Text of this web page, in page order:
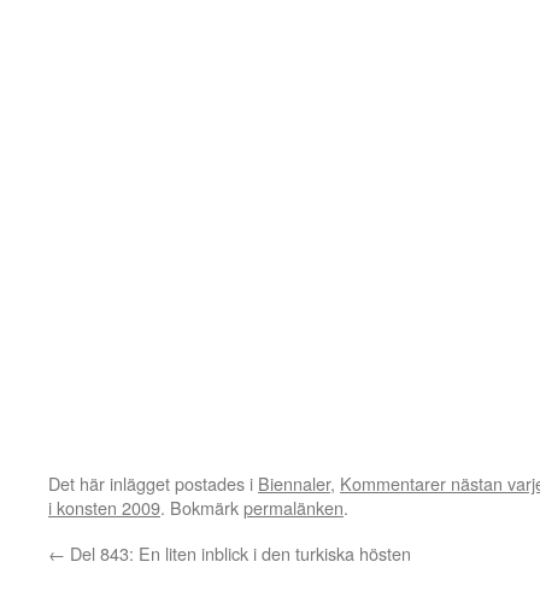
Det här inlägget postades i Biennaler, Kommentarer nästan
i konsten 2009. Bokmärkpermalänken.
← Del 843: En liten inblick i den turkiska hösten